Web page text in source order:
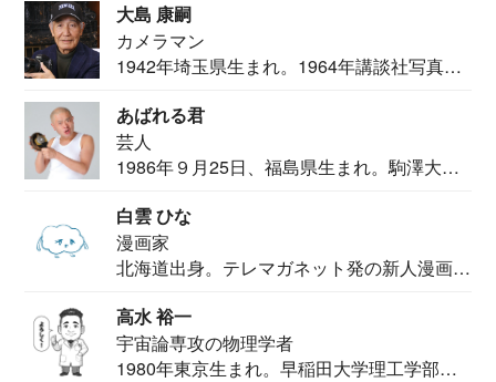
大島 康嗣
カメラマン
1942年埼玉県生まれ。1964年講談社写真部
あばれる君
芸人
1986年９月25日、福島県生まれ。駒澤大学
白雲 ひな
漫画家
北海道出身。テレマガネット発の新人漫画
高水 裕一
宇宙論専攻の物理学者
1980年東京生まれ。早稲田大学理工学部物